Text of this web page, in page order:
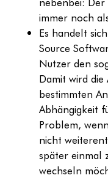
immer noch
Es handelt
Source
Nutzer den
Damit wird die
bestimmten
Abhängigkeit
Problem,
nicht
später einmal
wechseln